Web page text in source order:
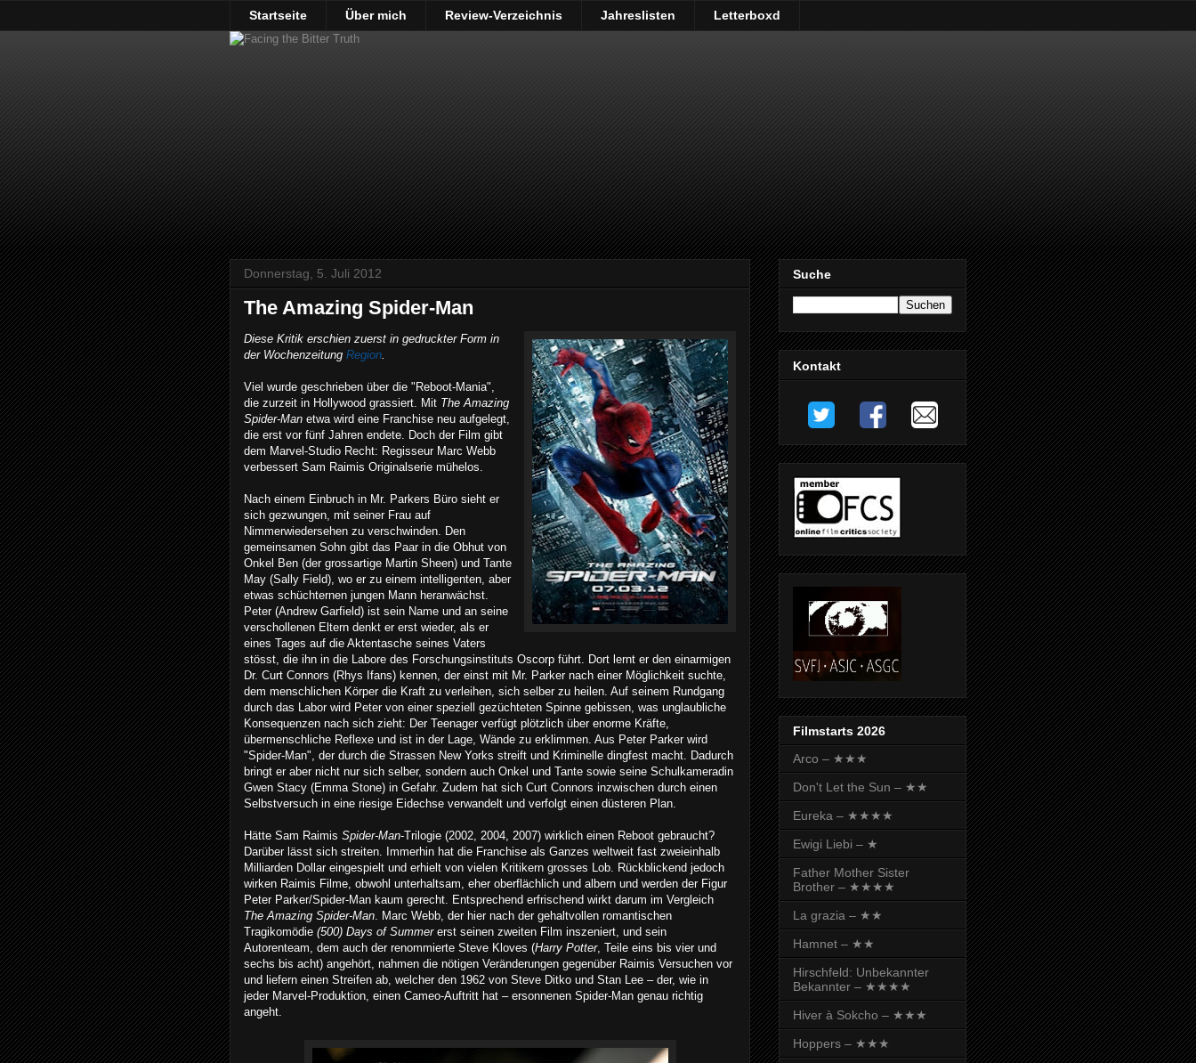
Startseite Über mich Review-Verzeichnis Jahreslisten Letterboxd
Donnerstag, 5. Juli 2012
The Amazing Spider-Man
Diese Kritik erschien zuerst in gedruckter Form in
der Wochenzeitung Region
Viel wurde geschrieben über die "Reboot-Mania",
die zurzeit in Hollywood grassiert. Mit The Amazing
Spider-Man etwa wird eine Franchise neu aufgelegt,
die erst vor fünf Jahren endete. Doch der Film gibt
dem Marvel-Studio Recht: Regisseur Marc Webb
verbessert Sam Raimis Originalserie mühelos.
Nach einem Einbruch in Mr. Parkers Büro sieht er
sich gezwungen, mit seiner Frau auf
Nimmerwiedersehen zu verschwinden. Den
gemeinsamen Sohn gibt das Paar in die Obhut von
Onkel Ben (der grossartige Martin Sheen) und Tante
May (Sally Field), wo er zu einem intelligenten, aber
etwas schüchternen jungen Mann heranwächst.
Peter (Andrew Garfield) ist sein Name und an seine
verschollenen Eltern denkt er erst wieder, als er
eines Tages auf die Aktentasche seines Vaters
stösst, die ihn in die Labore des Forschungsinstituts Oscorp führt. Dort lernt er den einarmigen
Dr. Curt Connors (Rhys Ifans) kennen, der einst mit Mr. Parker nach einer Möglichkeit suchte,
dem menschlichen Körper die Kraft zu verleihen, sich selber zu heilen. Auf seinem Rundgang
durch das Labor wird Peter von einer speziell gezüchteten Spinne gebissen, was unglaubliche
Konsequenzen nach sich zieht: Der Teenager verfügt plötzlich über enorme Kräfte,
übermenschliche Reflexe und ist in der Lage, Wände zu erklimmen. Aus Peter Parker wird
"Spider-Man", der durch die Strassen New Yorks streift und Kriminelle dingfest macht. Dadurch
bringt er aber nicht nur sich selber, sondern auch Onkel und Tante sowie seine Schulkameradin
Gwen Stacy (Emma Stone) in Gefahr. Zudem hat sich Curt Connors inzwischen durch einen
Selbstversuch in eine riesige Eidechse verwandelt und verfolgt einen düsteren Plan.
Hätte Sam Raimis Spider-Man-Trilogie (2002, 2004, 2007) wirklich einen Reboot gebraucht?
Darüber lässt sich streiten. Immerhin hat die Franchise als Ganzes weltweit fast zweieinhalb
Milliarden Dollar eingespielt und erhielt von vielen Kritikern grosses Lob. Rückblickend jedoch
wirken Raimis Filme, obwohl unterhaltsam, eher oberflächlich und albern und werden der Figur
Peter Parker/Spider-Man kaum gerecht. Entsprechend erfrischend wirkt darum im Vergleich
The Amazing Spider-Man . Marc Webb, der hier nach der gehaltvollen romantischen
Tragikomödie (500) Days of Summererst seinen zweiten Film inszeniert, und sein
Autorenteam, dem auch der renommierte Steve Kloves (Harry Potter, Teile eins bis vier und
sechs bis acht) angehört, nahmen die nötigen Veränderungen gegenüber Raimis Versuchen vor
und liefern einen Streifen ab, welcher den 1962 von Steve Ditko und Stan Lee – der, wie in
jeder Marvel-Produktion, einen Cameo-Auftritt hat – ersonnenen Spider-Man genau richtig
angeht.
Suche
Kontakt
Filmstarts 2026
Arco – ★★★
Don't Let the Sun – ★★
Eureka – ★★★★
Ewigi Liebi – ★
Father Mother Sister
Brother – ★★★★
La grazia – ★★
Hamnet – ★★
Hirschfeld: Unbekannter
Bekannter – ★★★★
Hiver à Sokcho – ★★★
Hoppers – ★★★